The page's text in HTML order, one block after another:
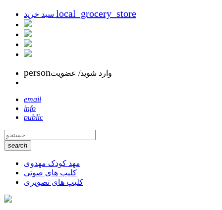
local_grocery_store
personوارد شوید/ عضویت
email
info
public
search
مهد کودک مهدوی
کلیپ های صوتی
کلیپ های تصویری